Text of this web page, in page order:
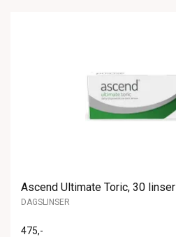
Ascend Ultimate Toric, 30 linser
DAGSLINSER
475,-